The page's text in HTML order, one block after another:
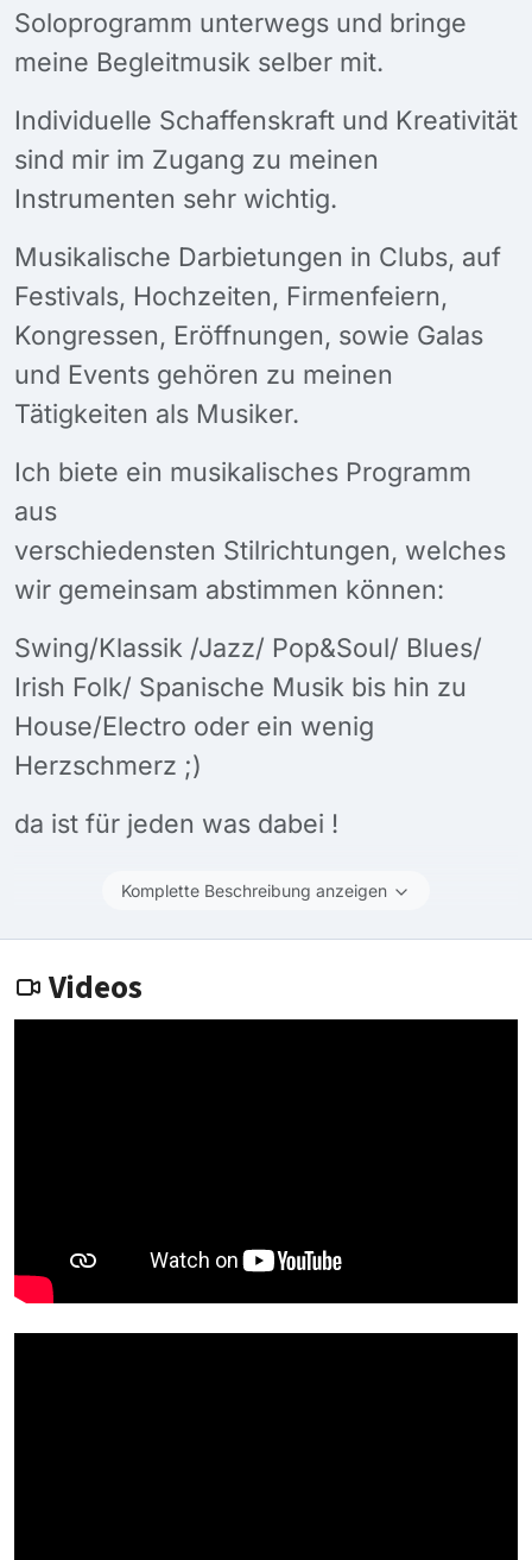
Soloprogramm unterwegs und bringe
meine Begleitmusik selber mit.
Individuelle Schaffenskraft und Kreativität
sind mir im Zugang zu meinen
Instrumenten sehr wichtig.
Musikalische Darbietungen in Clubs, auf
Festivals, Hochzeiten, Firmenfeiern,
Kongressen, Eröffnungen, sowie Galas
und Events gehören zu meinen
Tätigkeiten als Musiker.
Ich biete ein musikalisches Programm
aus
verschiedensten Stilrichtungen, welches
wir gemeinsam abstimmen können:
Swing/Klassik /Jazz/ Pop&Soul/ Blues/
Irish Folk/ Spanische Musik bis hin zu
House/Electro oder ein wenig
Herzschmerz ;)
da ist für jeden was dabei !
Komplette Beschreibung anzeigen
Videos